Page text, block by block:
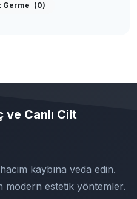
Germe (0)
ve Canlı Cilt
kaybına veda edin.
modern estetik yöntemler.